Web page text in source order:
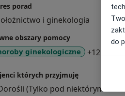
porad
i ginekologia
obszary pomocy
ginekologiczne +12
których przyjmuję
(Tylko pod niektórymi
do